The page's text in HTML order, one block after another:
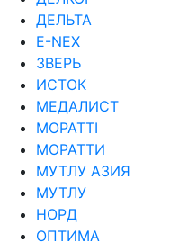
ДЕЛЬТА
Е-NEX
ЗВЕРЬ
ИСТОК
МЕДАЛИСТ
МОРАТТI
МОРАТТИ
МУТЛУ АЗИЯ
МУТЛУ
НОРД
ОПТИМА